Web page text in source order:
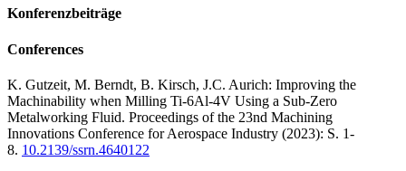
Konferenzbeiträge
Conferences
K. Gutzeit, M. Berndt, B. Kirsch, J.C. Aurich: Improving the
Machinability when Milling Ti-6Al-4V Using a Sub-Zero
Metalworking Fluid. Proceedings of the 23nd Machining
Innovations Conference for Aerospace Industry (2023): S. 1-
8. 10.2139/ssrn.4640122